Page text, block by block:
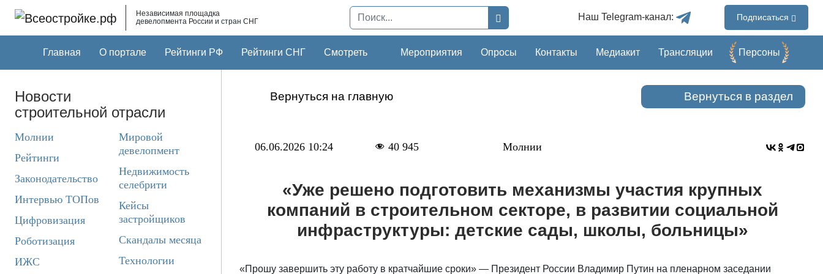
Независимая площадка
девелопмента России и стран СНГ
Наш Telegram-канал: Подписаться
Главная О портале Рейтинги РФ Рейтинги СНГ Смотреть Мероприятия Опросы Контакты Медиакит Трансляции Перcоны
Новости
строительной отрасли
Молнии
Рейтинги
Законодательство
Интервью ТОПов
Цифровизация
Роботизация
ИЖС
Мировой
девелопмент
Недвижимость
селебрити
Кейсы
застройщиков
Скандалы месяца
Технологии
Вернуться на главную Вернуться в раздел
06.06.2026 10:24 40 945 Молнии
«Уже решено подготовить механизмы участия крупных
компаний в строительном секторе, в развитии социальной
инфраструктуры: детские сады, школы, больницы»
«Прошу завершить эту работу в кратчайшие сроки» — Президент России Владимир Путин на пленарном заседании